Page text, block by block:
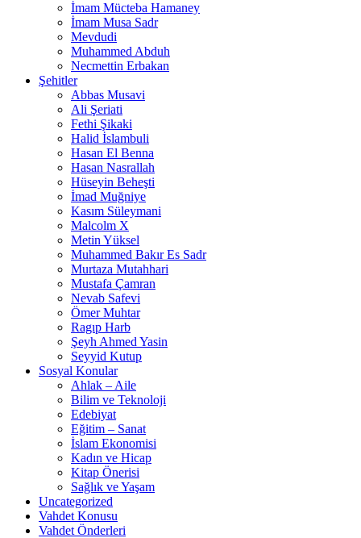
İmam Mücteba Hamaney
İmam Musa Sadr
Mevdudi
Muhammed Abduh
Necmettin Erbakan
Şehitler
Abbas Musavi
Ali Şeriati
Fethi Şikaki
Halid İslambuli
Hasan El Benna
Hasan Nasrallah
Hüseyin Beheşti
İmad Muğniye
Kasım Süleymani
Malcolm X
Metin Yüksel
Muhammed Bakır Es Sadr
Murtaza Mutahhari
Mustafa Çamran
Nevab Safevi
Ömer Muhtar
Ragıp Harb
Şeyh Ahmed Yasin
Seyyid Kutup
Sosyal Konular
Ahlak – Aile
Bilim ve Teknoloji
Edebiyat
Eğitim – Sanat
İslam Ekonomisi
Kadın ve Hicap
Kitap Önerisi
Sağlık ve Yaşam
Uncategorized
Vahdet Konusu
Vahdet Önderleri